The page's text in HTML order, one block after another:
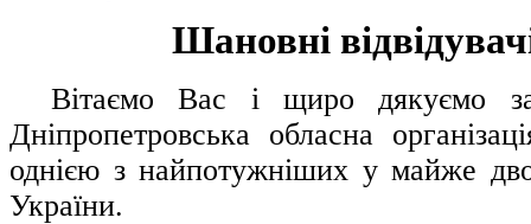
Шановні
Вітаємо Вас і щиро дякуємо за
Дніпропетровська обласна
однією з найпотужніших у майже
України.